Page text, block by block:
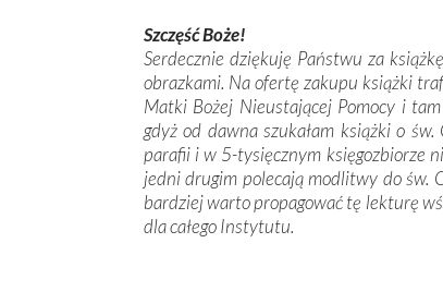
Szczęść Boże!
Serdecznie dziękuję Państwu za
obrazkami. Na ofertę zakupu książki
Matki Bożej Nieustającej Pomocy i tam
gdyż od dawna szukałam książki o
parafii i w 5-tysięcznym księgozbiorze
jedni drugim ­polecają ­modlitwy do św.
bardziej warto propagować tę lekturę
dla całego Instytutu.